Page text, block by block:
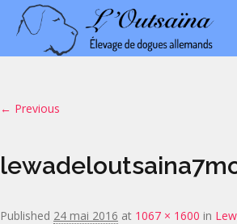
Image navigation
← Previous
Published 24 mai 2016 at 1067 × 1600 in